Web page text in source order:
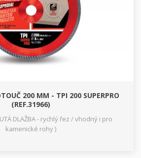
200 MM - TPI 200 SUPERPRO
(REF.31966)
DLAŽBA - rychlý řez / vhodný i pro
kamenické rohy )